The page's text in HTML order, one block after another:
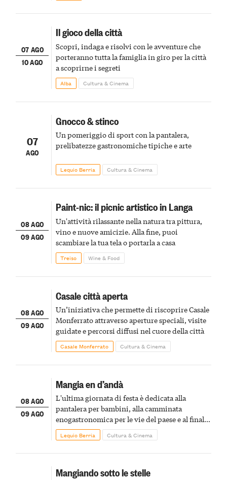
07 AGO
10 AGO
Il gioco della città
Scopri, indaga e risolvi con le avventure che
porteranno tutta la famiglia in giro per la città
a scoprirne i segreti
Alba Cultura & Cinema
07
AGO
Gnocco & stinco
Un pomeriggio di sport con la pantalera,
prelibatezze gastronomiche tipiche e arte
Lequio Berria Cultura & Cinema
08 AGO
09 AGO
Paint-nic: il picnic artistico in Langa
Un'attività rilassante nella natura tra pittura,
vino e nuove amicizie. Alla fine, puoi
scambiare la tua tela o portarla a casa
Treiso Wine & Food
08 AGO
09 AGO
Casale città aperta
Un’iniziativa che permette di riscoprire Casale
Monferrato attraverso aperture speciali, visite
guidate e percorsi diffusi nel cuore della città
Casale Monferrato Cultura & Cinema
08 AGO
09 AGO
Mangia en d’andà
L'ultima giornata di festa è dedicata alla
pantalera per bambini, alla camminata
enogastronomica per le vie del paese e al finale
pirotecnico
Lequio Berria Cultura & Cinema
Mangiando sotto le stelle